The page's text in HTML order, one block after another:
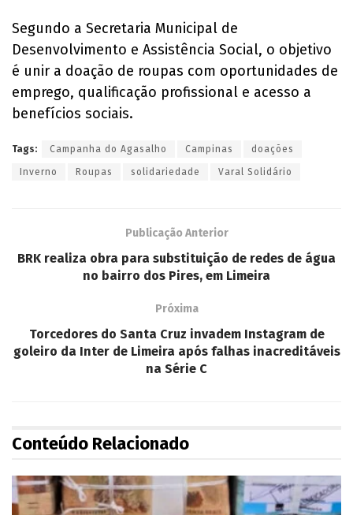
Segundo a Secretaria Municipal de
Desenvolvimento e Assistência Social, o objetivo
é unir a doação de roupas com oportunidades de
emprego, qualificação profissional e acesso a
benefícios sociais.
Tags: Campanha do Agasalho Campinas doações
Inverno Roupas solidariedade Varal Solidário
Publicação Anterior
BRK realiza obra para substituição de redes de água
no bairro dos Pires, em Limeira
Próxima
Torcedores do Santa Cruz invadem Instagram de
goleiro da Inter de Limeira após falhas inacreditáveis
na Série C
Conteúdo Relacionado